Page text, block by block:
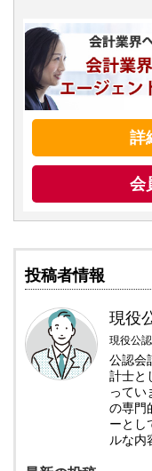
詳
会
投稿者情報
現役
現役公
公認会
計士と
ってい
の専門
ーとし
ルな内